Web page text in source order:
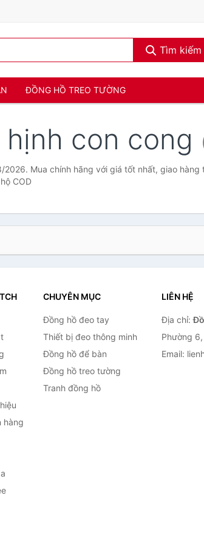
Tìm kiếm
ĐỒNG HỒ TREO TƯỜNG
con cong
Mua chính hãng với giá tốt nhất, giao hàng
COD
hàng
CHUYÊN MỤC
Đồng hồ đeo tay
Thiết bị đeo thông minh
Đồng hồ để bàn
Đồng hồ treo tường
Tranh đồng hồ
LIÊN HỆ
Địa chỉ:
Phường
Email: